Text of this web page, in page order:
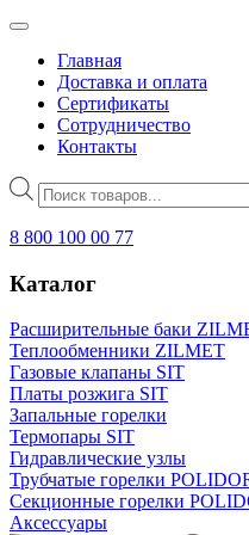
Главная
Доставка и оплата
Сертификаты
Сотрудничество
Контакты
Поиск
товаров
8 800 100 00 77
Каталог
Расширительные баки
Теплообменники ZILMET
Газовые клапаны SIT
Платы розжига SIT
Запальные горелки
Термопары SIT
Гидравлические узлы
Трубчатые горелки
Секционные горелки
Аксессуары